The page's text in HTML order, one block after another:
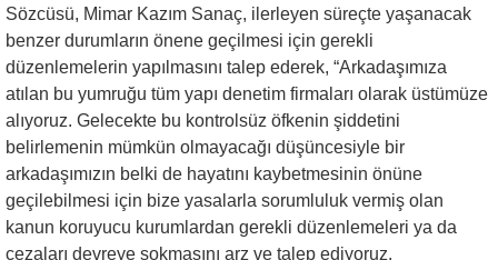
Sözcüsü, Mimar Kazım Sanaç, ilerleyen süreçte yaşanacak
benzer durumların önene geçilmesi için gerekli
düzenlemelerin yapılmasını talep ederek, “Arkadaşımıza
atılan bu yumruğu tüm yapı denetim firmaları olarak üstümüze
alıyoruz. Gelecekte bu kontrolsüz öfkenin şiddetini
belirlemenin mümkün olmayacağı düşüncesiyle bir
arkadaşımızın belki de hayatını kaybetmesinin önüne
geçilebilmesi için bize yasalarla sorumluluk vermiş olan
kanun koruyucu kurumlardan gerekli düzenlemeleri ya da
cezaları devreye sokmasını arz ve talep ediyoruz.